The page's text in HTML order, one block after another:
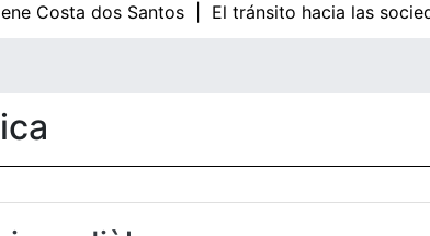
Costa dos Santos | El tránsito hacia las